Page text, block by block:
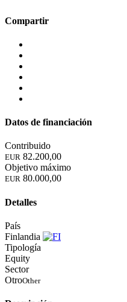
Compartir
Datos de financiación
Contribuido
EUR 82.200,00
Objetivo máximo
EUR 80.000,00
Detalles
País
Finlandia
Tipología
Equity
Sector
OtroOther